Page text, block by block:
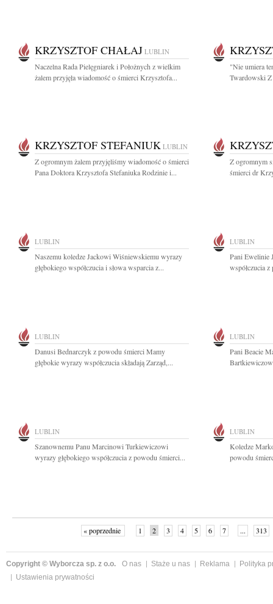
KRZYSZTOF CHAŁAJ LUBLIN
Naczelna Rada Pielęgniarek i Położnych z wielkim
żalem przyjęła wiadomość o śmierci Krzysztofa...
"Nie umiera
Twardowski
KRZYSZTOF STEFANIUK LUBLIN
Z ogromnym żalem przyjęliśmy wiadomość o śmierci
Pana Doktora Krzysztofa Stefaniuka Rodzinie i...
Z ogromnym
śmierci dr
LUBLIN
Naszemu koledze Jackowi Wiśniewskiemu wyrazy
głębokiego współczucia i słowa wsparcia z...
LUBLIN
Pani Ewelinie
współczucia
LUBLIN
Danusi Bednarczyk z powodu śmierci Mamy
głębokie wyrazy współczucia składają Zarząd,...
LUBLIN
Pani Beacie
LUBLIN
Szanownemu Panu Marcinowi Turkiewiczowi
wyrazy głębokiego współczucia z powodu śmierci...
LUBLIN
Koledze
powodu
« poprzednie 1 2 3 4 5 6 7 ... 313
Copyright © Wyborcza sp. z o.o. O nas Staże u nas Reklama
Polityka
Ustawienia prywatności